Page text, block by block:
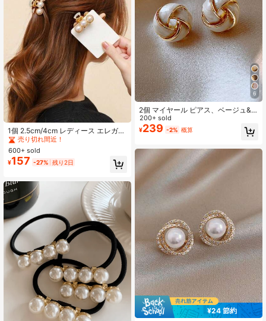
1個 2.5cm/4cm レディース エレガン
ト ミニマル フェイクパール 小さめ
ヘアクリップ、日常使いに適してい
ます、繊細なパールヘアクリップ、
後頭部ヘアアクセサリー、小さいサ
#6 ベストセラー
ゴールド 髪の爪
売り切れ間近！
#6 ベストセラー ゴールド 髪の爪
売り切れ間近！
#6 ベストセラー ゴールド 髪の爪
売り切れ間近！
#6 ベストセラー ゴールド 髪の爪
600+ sold
¥157 -27% 残り2日
6
2個 マイヤール ピアス、ベージュ&
ゴールドカラーのレディースピア
ス、ユニークデザイン、レトロフレ
ンチスタイル、ウォームカラーエレ
200+ sold
¥239 -2% 概算
¥24 節約